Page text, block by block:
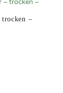
trocken –